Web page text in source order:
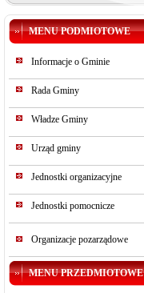
MENU PODMIOTOWE
Informacje o Gminie
Rada Gminy
Władze Gminy
Urząd gminy
Jednostki organizacyjne
Jednostki pomocnicze
Organizacje pozarządowe
MENU PRZEDMIOTOWE